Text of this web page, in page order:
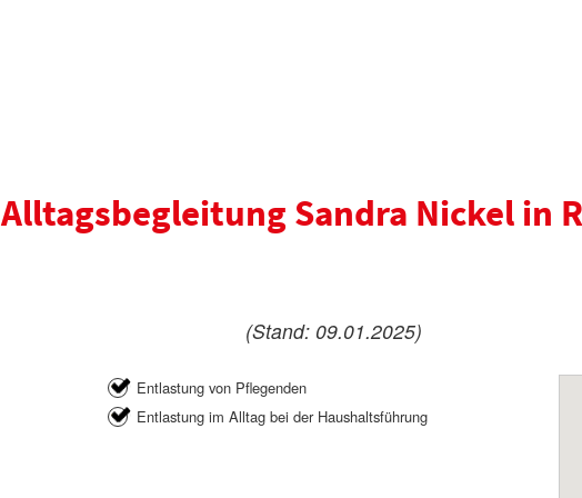
Alltagsbegleitung Sandra Nickel in
(Stand: 09.01.2025)
Entlastung von Pflegenden
Entlastung im Alltag bei der Haushaltsführung